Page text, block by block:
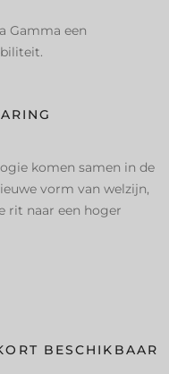
Gamma een
komen samen in de
vorm van welzijn,
rit naar een hoger
BESCHIKBAAR